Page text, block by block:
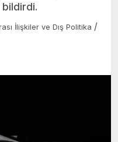
bildirdi.
İlişkiler ve Dış Politika /